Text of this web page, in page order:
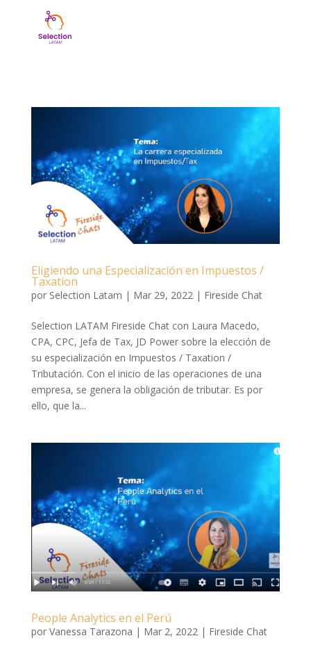
Eligiendo una Especialización en Impuestos /
Taxation
por Selection Latam | Mar 29, 2022 | Fireside Chat
Selection LATAM Fireside Chat con Laura Macedo,
CPA, CPC, Jefa de Tax, JD Power sobre la elección de
su especialización en Impuestos / Taxation /
Tributación. Con el inicio de las operaciones de una
empresa, se genera la obligación de tributar. Es por
ello, que la...
People Analytics en el Perú
por Vanessa Tarazona | Mar 2, 2022| Fireside Chat